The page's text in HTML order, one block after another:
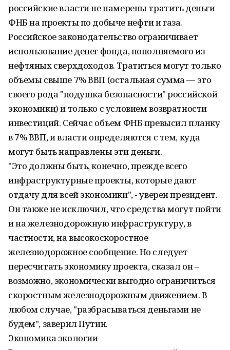
российские власти не намерены тратить деньги
ФНБ на проекты по добыче нефти и газа.
Российское законодательство ограничивает
использование денег фонда, пополняемого из
нефтяных сверхдоходов. Тратиться могут только
объемы свыше 7% ВВП (остальная сумма — это
своего рода "подушка безопасности" российской
экономики) и только с условием возвратности
инвестиций. Сейчас объем ФНБ превысил планку
в 7% ВВП, и власти определяются с тем, куда
могут быть направлены эти деньги.
"Это должны быть, конечно, прежде всего
инфраструктурные проекты, которые дают
отдачу для всей экономики", - уверен президент.
Он также не исключил, что средства могут пойти
и на железнодорожную инфраструктуру, в
частности, на высокоскоростное
железнодорожное сообщение. Но следует
пересчитать экономику проекта, сказал он –
возможно, экономически выгодно ограничиться
скоростным железнодорожным движением. В
любом случае, "разбрасываться деньгами не
будем", заверил Путин.
Экономика экологии